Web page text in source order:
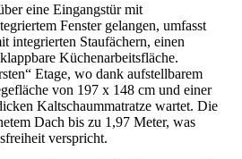
eine Eingangstür mit
Fenster gelangen, umfasst
integrierten Staufächern, einen
Küchenarbeitsfläche.
Etage, wo dank aufstellbarem
von 197 x 148 cm und einer
Kaltschaummatratze wartet. Die
Dach bis zu 1,97 Meter, was
verspricht.